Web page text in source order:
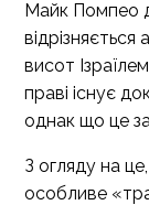
Майк Помпео
висот
праві існує
однак що це
З огляду на
особливе